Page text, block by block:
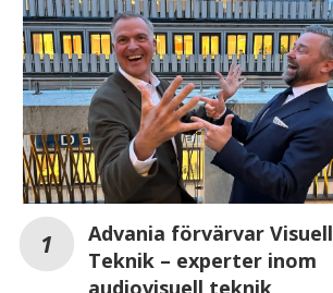
Advania förvärvar Visuell
Teknik – experter inom
audiovisuell teknik